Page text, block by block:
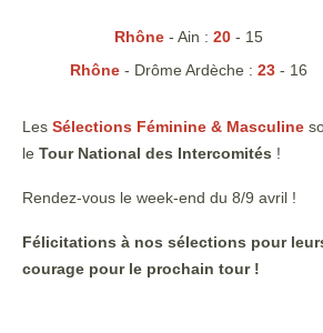
Rhône - Ain : 20 - 15
Rhône - Drôme Ardèche : 23 - 16
Les Sélections Féminine & Masculine
le Tour National des Intercomités !
Rendez-vous le week-end du 8/9 avril !
Félicitations à nos sélections pour
courage pour le prochain tour !